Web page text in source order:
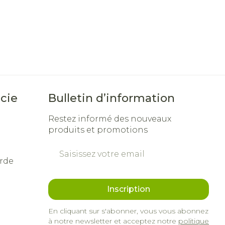
Bulletin d’information
Restez informé des nouveaux
produits et promotions
Inscription
En cliquant sur s'abonner, vous vous abonnez
à notre newsletter et acceptez notre politique